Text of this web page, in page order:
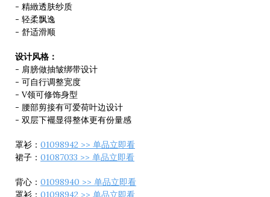
- 精緻透肤纱质
- 轻柔飘逸
- 舒适滑顺
设计风格：
- 肩膀做抽皱绑带设计
- 可自行调整宽度
- V领可修饰身型
- 腰部剪接有可爱荷叶边设计
- 双层下襬显得整体更有份量感
罩衫： 01098942 >> 单品立即看
裙子： 01087033 >> 单品立即看
背心： 01098940 >> 单品立即看
罩衫： 01098942 >> 单品立即看